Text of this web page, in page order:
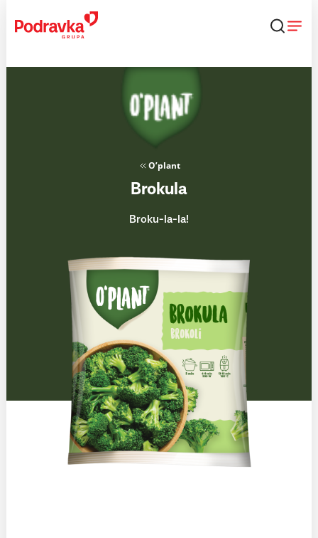
content
O’plant
Brokula
Broku-la-la!